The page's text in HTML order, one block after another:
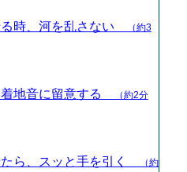
る時、河を乱さない
（約3
着地音に留意する
（約2分
たら、スッと手を引く
（約